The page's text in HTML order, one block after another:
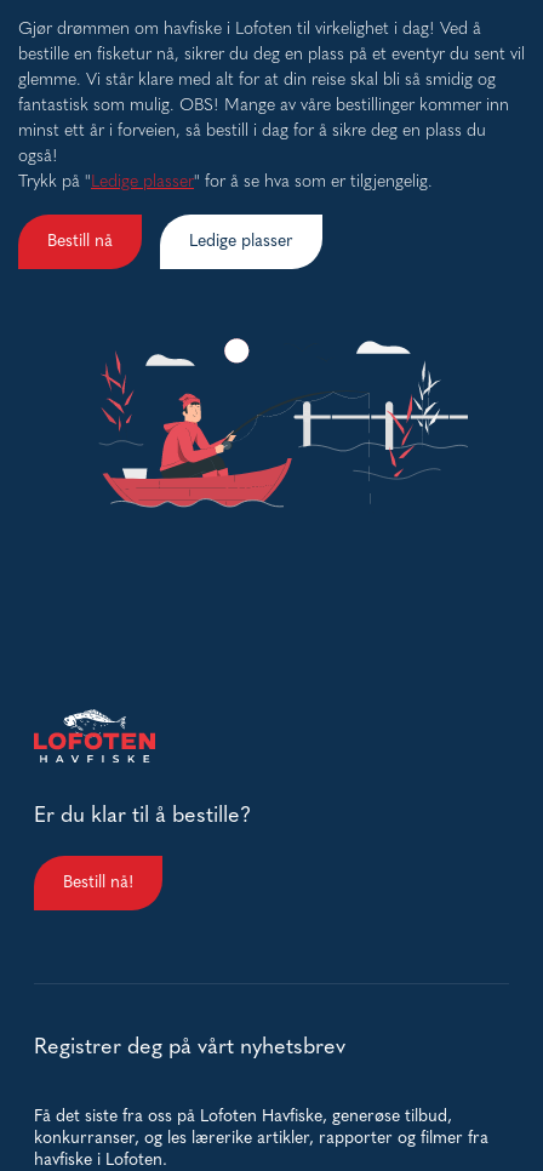
Gjør drømmen om havfiske i Lofoten til virkelighet i dag! Ved å
bestille en fisketur nå, sikrer du deg en plass på et eventyr du sent vil
glemme. Vi står klare med alt for at din reise skal bli så smidig og
fantastisk som mulig. OBS! Mange av våre bestillinger kommer inn
minst ett år i forveien, så bestill i dag for å sikre deg en plass du
også!
Trykk på "Ledige plasser" for å se hva som er tilgjengelig.
Bestill nå Ledige plasser
Er du klar til å bestille?
Bestill nå!
Registrer deg på vårt nyhetsbrev
Få det siste fra oss på Lofoten Havfiske, generøse tilbud,
konkurranser, og les lærerike artikler, rapporter og filmer fra
havfiske i Lofoten.